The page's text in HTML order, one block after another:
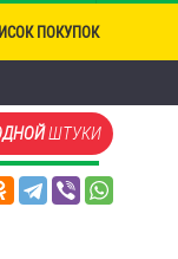
ПОКУПОК
ШТУКИ